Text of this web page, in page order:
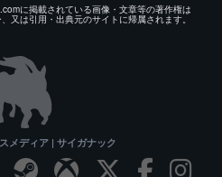
に掲載されている画像・文章等の著作権は
又は引用・出典元のサイトに帰属されます。
メディア | サイガナック